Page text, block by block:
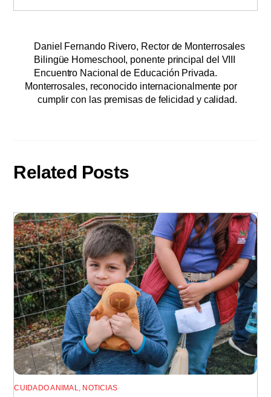
Daniel Fernando Rivero, Rector de Monterrosales
Bilingüe Homeschool, ponente principal del VIII
Encuentro Nacional de Educación Privada.
Monterrosales, reconocido internacionalmente por
cumplir con las premisas de felicidad y calidad.
Related Posts
CUIDADO ANIMAL, NOTICIAS